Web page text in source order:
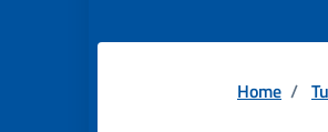
Home /